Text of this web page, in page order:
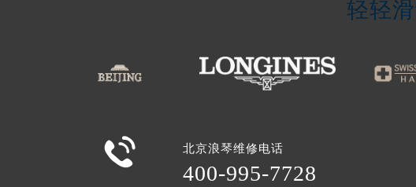
轻轻
 北京浪琴维修电话
400-995-7728